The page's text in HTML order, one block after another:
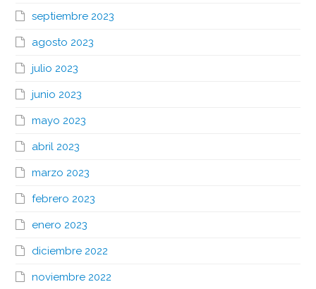
septiembre 2023
agosto 2023
julio 2023
junio 2023
mayo 2023
abril 2023
marzo 2023
febrero 2023
enero 2023
diciembre 2022
noviembre 2022